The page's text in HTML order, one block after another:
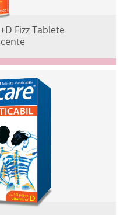
Fizz Tablete